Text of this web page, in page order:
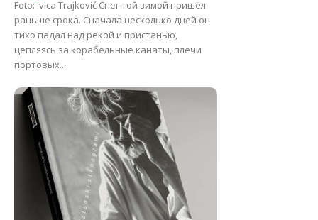
Foto: Ivica Trajković Снег той зимой пришёл
раньше срока. Сначала несколько дней он
тихо падал над рекой и пристанью,
цепляясь за корабельные канаты, плечи
портовых...